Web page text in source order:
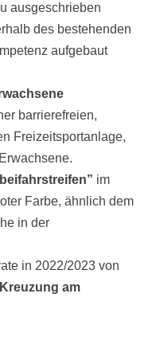
ausgeschrieben
des bestehenden
aufgebaut
barrierefreien,
Freizeitsportanlage,
im
Farbe, ähnlich dem
in der
in 2022/2023 von
am